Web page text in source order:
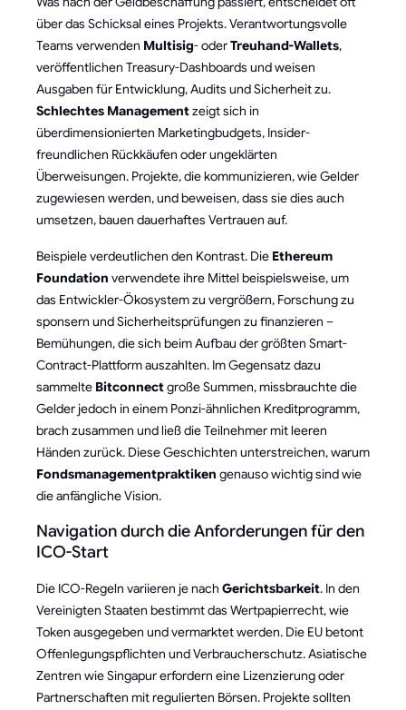
über das Schicksal eines Projekts. Verantwortungsvolle
Teams verwenden Multisig- oderTreuhand-Wallets,
veröffentlichen Treasury-Dashboards und weisen
Ausgaben für Entwicklung, Audits und Sicherheit zu.
Schlechtes Managementzeigt sich in
überdimensionierten Marketingbudgets, Insider-
freundlichen Rückkäufen oder ungeklärten
Überweisungen. Projekte, die kommunizieren, wie Gelder
zugewiesen werden, und beweisen, dass sie dies auch
umsetzen, bauen dauerhaftes Vertrauen auf.
Beispiele verdeutlichen den Kontrast. Die Ethereum
Foundation verwendete ihre Mittel beispielsweise, um
das Entwickler-Ökosystem zu vergrößern, Forschung zu
sponsern und Sicherheitsprüfungen zu finanzieren –
Bemühungen, die sich beim Aufbau der größten Smart-
Contract-Plattform auszahlten. Im Gegensatz dazu
sammelte Bitconnectgroße Summen, missbrauchte die
Gelder jedoch in einem Ponzi-ähnlichen Kreditprogramm,
brach zusammen und ließ die Teilnehmer mit leeren
Händen zurück. Diese Geschichten unterstreichen, warum
Fondsmanagementpraktiken genauso wichtig sind wie
die anfängliche Vision.
Navigation durch die Anforderungen für den
ICO-Start
Die ICO-Regeln variieren je nach Gerichtsbarkeit. In den
Vereinigten Staaten bestimmt das Wertpapierrecht, wie
Token ausgegeben und vermarktet werden. Die EU betont
Offenlegungspflichten und Verbraucherschutz. Asiatische
Zentren wie Singapur erfordern eine Lizenzierung oder
Partnerschaften mit regulierten Börsen. Projekte sollten